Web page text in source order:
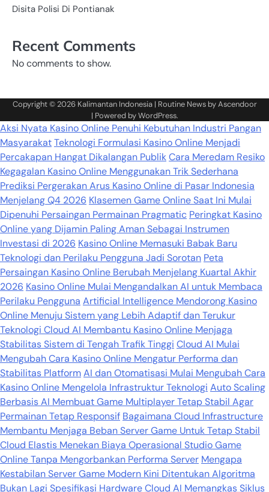
Disita Polisi Di Pontianak
Recent Comments
No comments to show.
Copyright © 2026 Kalimantan Indonesia| Routine News byAscendoor
| Powered byWordPress.
Aksi Nyata Kasino Online Penuhi Kebutuhan Industri Pangan
MasyarakatTeknologi Formulasi Kasino Online Menjadi
Percakapan Hangat Dikalangan PublikCara Meredam Resiko
Kegagalan Kasino Online Menggunakan Trik Sederhana
Prediksi Pergerakan Arus Kasino Online di Pasar Indonesia
Menjelang Q4 2026 Klasemen Game Online Saat Ini Mulai
Dipenuhi Persaingan Permainan Pragmatic Peringkat Kasino
Online yang Dijamin Paling Aman Sebagai Instrumen
Investasi di 2026 Kasino Online Memasuki Babak Baru
Teknologi dan Perilaku Pengguna Jadi Sorotan Peta
Persaingan Kasino Online Berubah Menjelang Kuartal Akhir
2026 Kasino Online Mulai Mengandalkan AI untuk Membaca
Perilaku Pengguna Artificial Intelligence Mendorong Kasino
Online Menuju Sistem yang Lebih Adaptif dan Terukur
Teknologi Cloud AI Membantu Kasino Online Menjaga
Stabilitas Sistem di Tengah Trafik Tinggi Cloud AI Mulai
Mengubah Cara Kasino Online Mengatur Performa dan
Stabilitas PlatformAI dan Otomatisasi Mulai Mengubah Cara
Kasino Online Mengelola Infrastruktur Teknologi Auto Scaling
Berbasis AI Membuat Game Multiplayer Tetap Stabil Agar
Permainan Tetap Responsif Bagaimana Cloud Infrastructure
Membantu Menjaga Beban Server Game Untuk Tetap Stabil
Cloud Elastis Menekan Biaya Operasional Studio Game
Online Tanpa Mengorbankan Performa Server Mengapa
Kestabilan Server Game Modern Kini Ditentukan Algoritma
Bukan Lagi Spesifikasi HardwareCloud AI Memangkas Siklus